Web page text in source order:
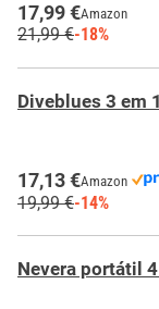
17,99 €Amazon
21,99 €-18%
Diveblues 3 em
17,13 €Amazon
19,99 €-14%
Nevera portátil